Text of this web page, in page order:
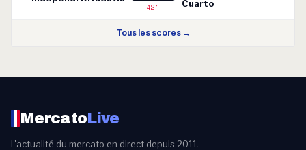
42'
Cuarto
Tous les scores →
MercatoLive
L'actualité du mercato en direct depuis 2011.